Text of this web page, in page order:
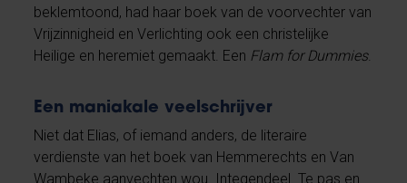
beklemtoond, had haar boek van de voorvechter van
Vrijzinnigheid en Verlichting ook een christelijke
Heilige en heremiet gemaakt. Een Flam for Dummies.
Een maniakale veelschrijver
Niet dat Elias, of iemand anders, de literaire
verdienste van het boek van Hemmerechts en Van
Wambeke aanvechten wou. Integendeel. Te pas en